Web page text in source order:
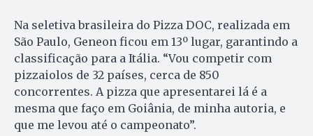
Na seletiva brasileira do Pizza DOC, realizada em
São Paulo, Geneon ficou em 13º lugar, garantindo a
classificação para a Itália. “Vou competir com
pizzaiolos de 32 países, cerca de 850
concorrentes. A pizza que apresentarei lá é a
mesma que faço em Goiânia, de minha autoria, e
que me levou até o campeonato”.